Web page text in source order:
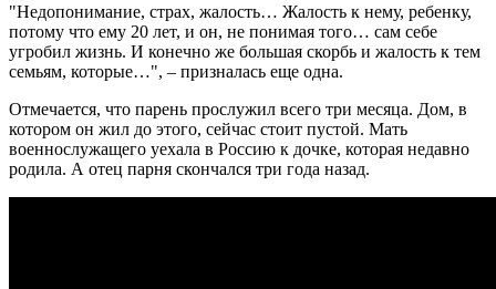
"Недопонимание, страх, жалость… Жалость к нему, ребенку,
потому что ему 20 лет, и он, не понимая того… сам себе
угробил жизнь. И конечно же большая скорбь и жалость к тем
семьям, которые…", – призналась еще одна.
Отмечается, что парень прослужил всего три месяца. Дом, в
котором он жил до этого, сейчас стоит пустой. Мать
военнослужащего уехала в Россию к дочке, которая недавно
родила. А отец парня скончался три года назад.